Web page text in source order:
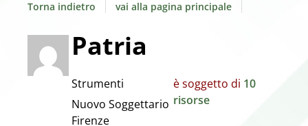
Torna indietro vai alla pagina principale
Patria
Strumenti
Nuovo Soggettario
Firenze
è soggetto di 10
risorse